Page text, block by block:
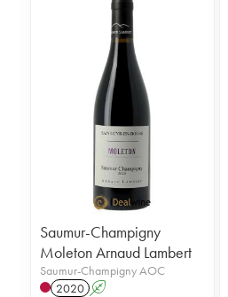
Saumur-Champigny
Moleton Arnaud Lambert
Saumur-Champigny AOC
2020 A